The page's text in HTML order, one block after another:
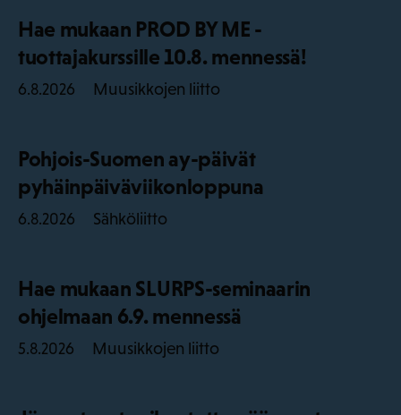
Hae mukaan PROD BY ME -
tuottajakurssille 10.8. mennessä!
6.8.2026 Muusikkojen liitto
Pohjois-Suomen ay-päivät
pyhäinpäiväviikonloppuna
6.8.2026 Sähköliitto
Hae mukaan SLURPS-seminaarin
ohjelmaan 6.9. mennessä
5.8.2026 Muusikkojen liitto